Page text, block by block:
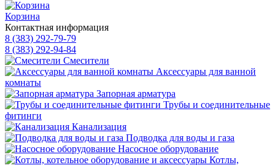
Корзина
Контактная информация
8 (383) 292-79-79
8 (383) 292-94-84
Смесители
Аксессуары для ванной
комнаты
Запорная арматура
Трубы и соединительные
фитинги
Канализация
Подводка для воды и газа
Насосное оборудование
Котлы,